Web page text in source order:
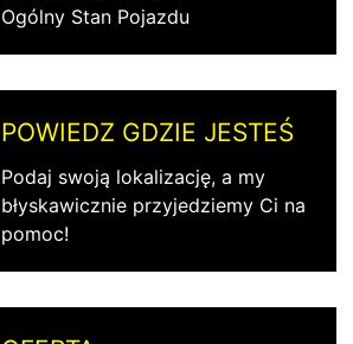
Ogólny Stan Pojazdu
POWIEDZ GDZIE JESTEŚ
Podaj swoją lokalizację, a my
błyskawicznie przyjedziemy Ci na
pomoc!